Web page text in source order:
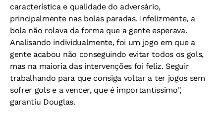
característica e qualidade do adversário,
principalmente nas bolas paradas. Infelizmente, a
bola não rolava da forma que a gente esperava.
Analisando individualmente, foi um jogo em que a
gente acabou não conseguindo evitar todos os gols,
mas na maioria das intervenções foi feliz. Seguir
trabalhando para que consiga voltar a ter jogos sem
sofrer gols e a vencer, que é importantíssimo",
garantiu Douglas.